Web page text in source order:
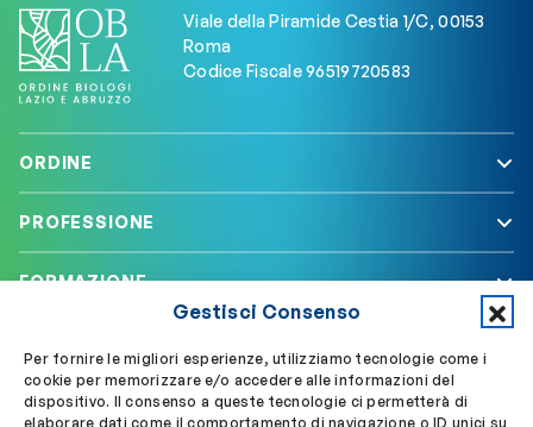
Gestisci Consenso
Per fornire le migliori esperienze, utilizziamo tecnologie come i
cookie per memorizzare e/o accedere alle informazioni del
dispositivo. Il consenso a queste tecnologie ci permetterà di
elaborare dati come il comportamento di navigazione o ID unici su
Viale della Piramide Cestia 1/C, 00153
Roma
Codice Fiscale 96519720583
ORDINE
PROFESSIONE
FORMAZIONE